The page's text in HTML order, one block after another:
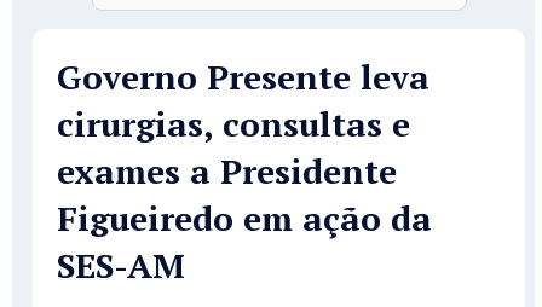
Governo Presente leva
cirurgias, consultas e
exames a Presidente
Figueiredo em ação da
SES-AM